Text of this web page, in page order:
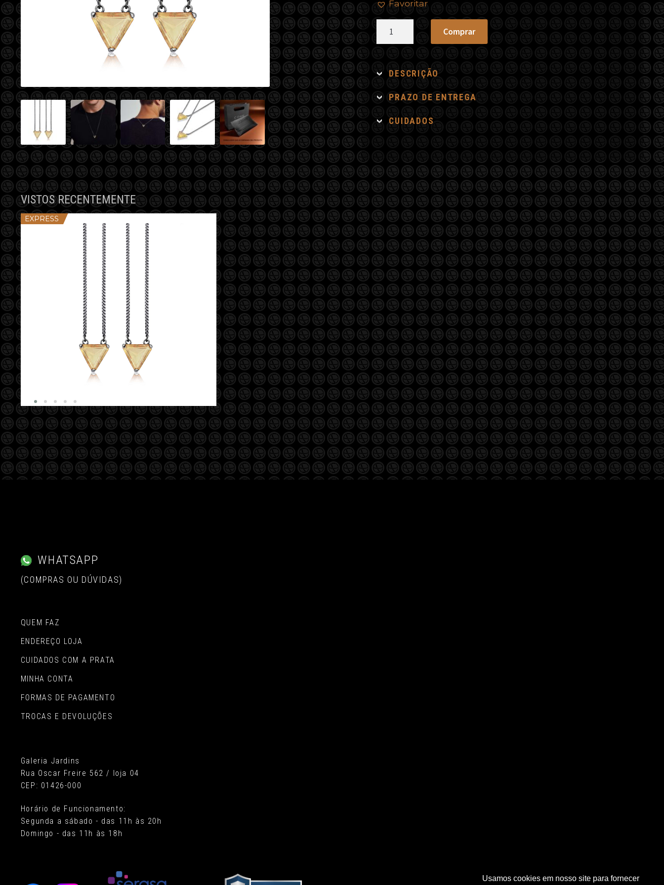
Favoritar
quantidade
Comprar
DESCRIÇÃO
PRAZO DE ENTREGA
CUIDADOS
VISTOS RECENTEMENTE
EXPRESS
WHATSAPP
(COMPRAS OU DÚVIDAS)
QUEM FAZ
ENDEREÇO LOJA
CUIDADOS COM A PRATA
MINHA CONTA
FORMAS DE PAGAMENTO
TROCAS E DEVOLUÇÕES
Galeria Jardins
Rua Oscar Freire 562 / loja 04
CEP: 01426-000
Horário de Funcionamento:
Segunda a sábado - das 11h às 20h
Domingo - das 11h às 18h
Usamos cookies em nosso site para fornecer